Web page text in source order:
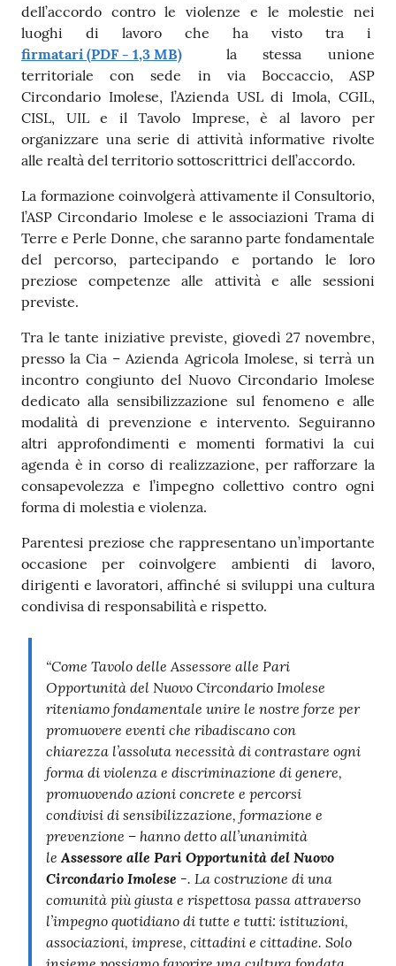
dell’accordo contro le violenze e le molestie nei
luoghi di lavoro che ha visto tra i
firmatari (PDF - 1,3 MB)
la stessa unione
territoriale con sede in via Boccaccio, ASP
Circondario Imolese, l’Azienda USL di Imola, CGIL,
CISL, UIL e il Tavolo Imprese, è al lavoro per
organizzare una serie di attività informative rivolte
alle realtà del territorio sottoscrittrici dell’accordo.
La formazione coinvolgerà attivamente il Consultorio,
l’ASP Circondario Imolese e le associazioni Trama di
Terre e Perle Donne, che saranno parte fondamentale
del percorso, partecipando e portando le loro
preziose competenze alle attività e alle sessioni
previste.
Tra le tante iniziative previste, giovedì 27 novembre,
presso la Cia – Azienda Agricola Imolese, si terrà un
incontro congiunto del Nuovo Circondario Imolese
dedicato alla sensibilizzazione sul fenomeno e alle
modalità di prevenzione e intervento. Seguiranno
altri approfondimenti e momenti formativi la cui
agenda è in corso di realizzazione, per rafforzare la
consapevolezza e l’impegno collettivo contro ogni
forma di molestia e violenza.
Parentesi preziose che rappresentano un’importante
occasione per coinvolgere ambienti di lavoro,
dirigenti e lavoratori, affinché si sviluppi una cultura
condivisa di responsabilità e rispetto.
“Come Tavolo delle Assessore alle Pari
Opportunità del Nuovo Circondario Imolese
riteniamo fondamentale unire le nostre forze per
promuovere eventi che ribadiscano con
chiarezza l’assoluta necessità di contrastare ogni
forma di violenza e discriminazione di genere,
promuovendo azioni concrete e percorsi
condivisi di sensibilizzazione, formazione e
prevenzione – hanno detto all’unanimità
le Assessore alle Pari Opportunità del Nuovo
Circondario Imolese -. La costruzione di una
comunità più giusta e rispettosa passa attraverso
l’impegno quotidiano di tutte e tutti: istituzioni,
associazioni, imprese, cittadini e cittadine. Solo